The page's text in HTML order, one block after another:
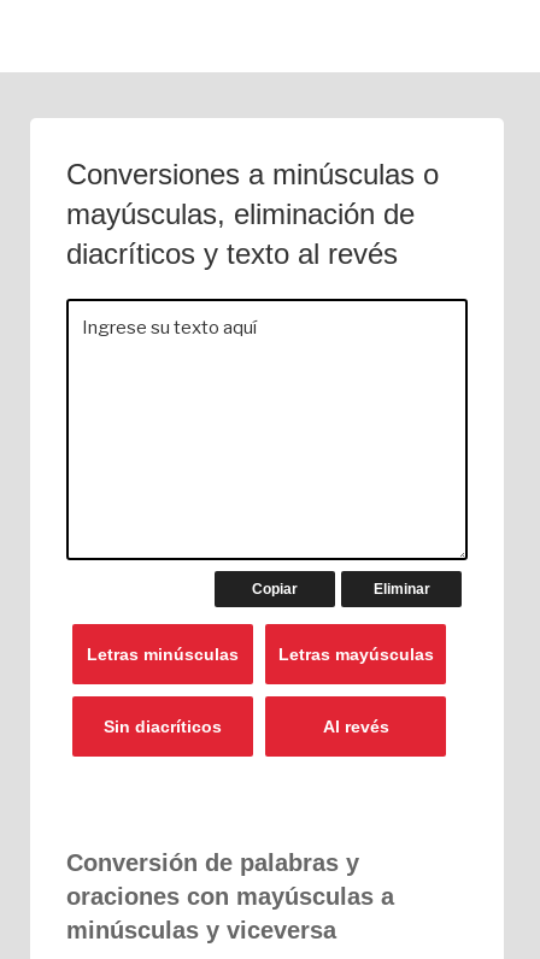
contenido
Conversiones a minúsculas o
mayúsculas, eliminación de
diacríticos y texto al revés
Conversión de palabras y
oraciones con mayúsculas a
minúsculas y viceversa